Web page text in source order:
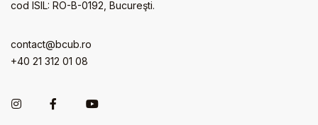
cod ISIL: RO-B-0192, Bucureşti.
contact@bcub.ro
+40 21 312 01 08